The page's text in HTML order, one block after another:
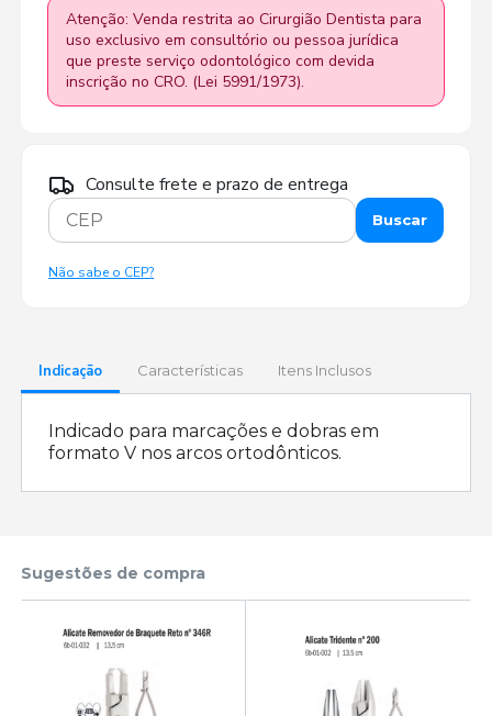
Atenção: Venda restrita ao Cirurgião Dentista para
uso exclusivo em consultório ou pessoa jurídica
que preste serviço odontológico com devida
inscrição no CRO. (Lei 5991/1973).
Consulte frete e prazo de entrega
Buscar
Não sabe o CEP?
Indicação Características Itens Inclusos
Indicado para marcações e dobras em
formato V nos arcos ortodônticos.
Sugestões de compra